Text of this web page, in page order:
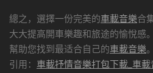
總之，選擇一份完美的車載音樂合
大大提高開車樂趣和旅途的愉悅感
幫助您找到最适合自己的車載音樂
引用： 車載抒情音樂打包下載_車